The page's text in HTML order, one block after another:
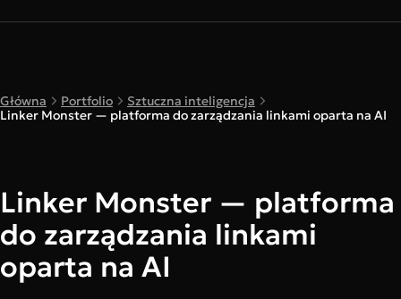
Główna Portfolio
Sztuczna inteligencja
Linker Monster — platforma do zarządzania linkami oparta na AI
Linker Monster — platforma
do zarządzania linkami
oparta na AI